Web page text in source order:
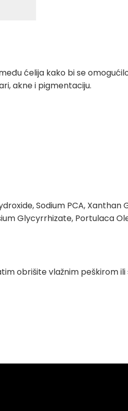
ćelija kako bi se
akne i pigmentaciju.
Sodium PCA, Xanthan
Glycyrrhizate, Portulaca
obrišite vlažnim peškirom